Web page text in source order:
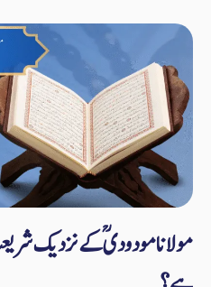
مولانا مودودیؒ کے نزدیک